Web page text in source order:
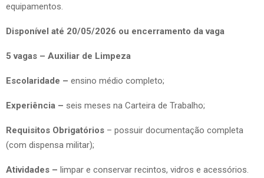
equipamentos.
Disponível até 20/05/2026 ou encerramento da vaga
5 vagas – Auxiliar de Limpeza
Escolaridade – ensino médio completo;
Experiência – seis meses na Carteira de Trabalho;
Requisitos Obrigatórios – possuir documentação completa
(com dispensa militar);
Atividades – limpar e conservar recintos, vidros e acessórios.